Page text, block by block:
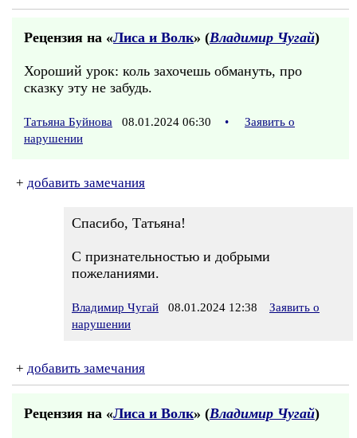
Рецензия на «Лиса и Волк» (Владимир Чугай)
Хороший урок: коль захочешь обмануть, про
сказку эту не забудь.
Татьяна Буйнова 08.01.2024 06:30 •
Заявить о
нарушении
+ добавить замечания
Спасибо, Татьяна!
С признательностью и добрыми
пожеланиями.
Владимир Чугай 08.01.2024 12:38
Заявить о
нарушении
+ добавить замечания
Рецензия на «Лиса и Волк» (Владимир Чугай)